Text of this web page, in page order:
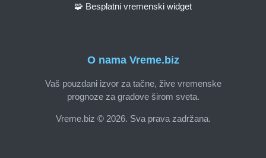
O nama Vreme.biz
Vaš pouzdani izvor za tačne, žive vremenske
prognoze za gradove širom sveta.
Vreme.biz © 2026. Sva prava zadržana.
🧩 Besplatni vremenski widget